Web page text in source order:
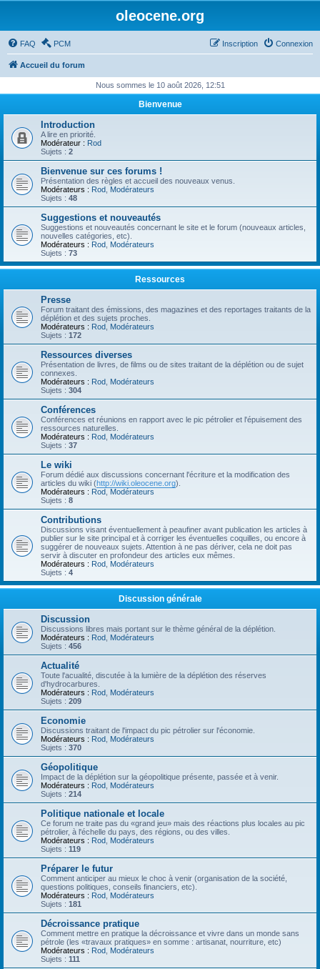
oleocene.org
FAQ PCM Connexion
Inscription
Accueil du forum
Nous sommes le 10 août 2026, 12:51
Bienvenue
Introduction
A lire en priorité.
Modérateur : Rod
Sujets : 2
Bienvenue sur ces forums !
Présentation des règles et accueil des nouveaux venus.
Modérateurs : Rod Modérateurs
Sujets : 48
Suggestions et nouveautés
Suggestions et nouveautés concernant le site et le forum (nouveaux articles,
nouvelles catégories, etc).
Modérateurs : Rod Modérateurs
Sujets : 73
Ressources
Presse
Forum traitant des émissions, des magazines et des reportages traitants de la
déplétion et des sujets proches.
Modérateurs : Rod Modérateurs
Sujets : 172
Ressources diverses
Présentation de livres, de films ou de sites traitant de la déplétion ou de sujet
connexes.
Modérateurs : Rod Modérateurs
Sujets : 304
Conférences
Conférences et réunions en rapport avec le pic pétrolier et l'épuisement des
ressources naturelles.
Modérateurs : Rod Modérateurs
Sujets : 37
Le wiki
Forum dédié aux discussions concernant l'écriture et la modification des
articles du wiki (http://wiki.oleocene.org).
Modérateurs : Rod Modérateurs
Sujets : 8
Contributions
Discussions visant éventuellement à peaufiner avant publication les articles à
publier sur le site principal et à corriger les éventuelles coquilles, ou encore à
suggérer de nouveaux sujets. Attention à ne pas dériver, cela ne doit pas
servir à discuter en profondeur des articles eux mêmes.
Modérateurs : Rod Modérateurs
Sujets : 4
Discussion générale
Discussion
Discussions libres mais portant sur le thème général de la déplétion.
Modérateurs : Rod Modérateurs
Sujets : 456
Actualité
Toute l'acualité, discutée à la lumière de la déplétion des réserves
d'hydrocarbures.
Modérateurs : Rod Modérateurs
Sujets : 209
Economie
Discussions traitant de l'impact du pic pétrolier sur l'économie.
Modérateurs : Rod Modérateurs
Sujets : 370
Géopolitique
Impact de la déplétion sur la géopolitique présente, passée et à venir.
Modérateurs : Rod Modérateurs
Sujets : 214
Politique nationale et locale
Ce forum ne traite pas du «grand jeu» mais des réactions plus locales au pic
pétrolier, à l'échelle du pays, des régions, ou des villes.
Modérateurs : Rod Modérateurs
Sujets : 119
Préparer le futur
Comment anticiper au mieux le choc à venir (organisation de la société,
questions politiques, conseils financiers, etc).
Modérateurs : Rod Modérateurs
Sujets : 181
Décroissance pratique
Comment mettre en pratique la décroissance et vivre dans un monde sans
pétrole (les «travaux pratiques» en somme : artisanat, nourriture, etc)
Modérateurs : Rod Modérateurs
Sujets : 111